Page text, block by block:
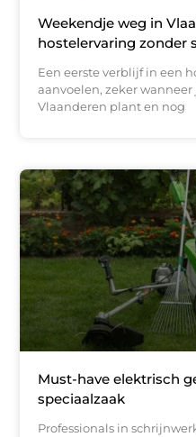
Weekendje weg in
hostelervaring zonder
Een eerste verblijf in een
aanvoelen, zeker
Vlaanderen plant en nog
Must-have elektrisch
speciaalzaak
Professionals in